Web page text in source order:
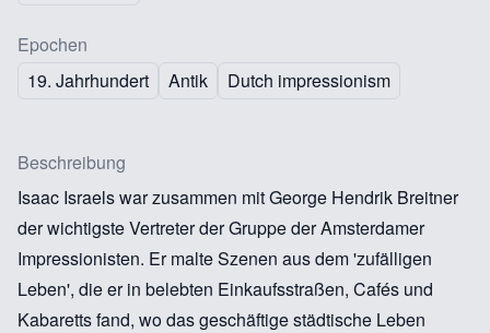
Epochen
19. Jahrhundert
Antik Dutch impressionism
Beschreibung
Isaac Israels war zusammen mit George Hendrik Breitner
der wichtigste Vertreter der Gruppe der Amsterdamer
Impressionisten. Er malte Szenen aus dem 'zufälligen
Leben', die er in belebten Einkaufsstraßen, Cafés und
Kabaretts fand, wo das geschäftige städtische Leben